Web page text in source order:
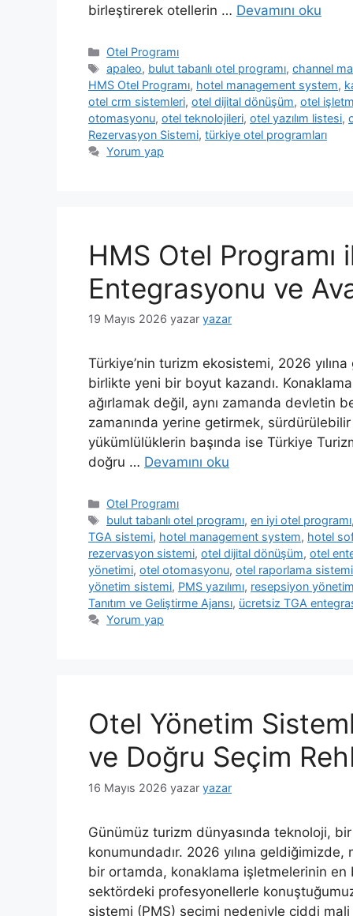
birleştirerek otellerin … Devamını oku
Kategoriler
Otel Programı
Etiketler
apaleo, bulut tabanlı otel programı,channel
HMS Otel Programı, hotel management system,
otel crm sistemleri, otel dijital dönüşüm, otel
otomasyonu, otel teknolojileri, otel yazılım listesi,
Rezervasyon Sistemi, türkiye otel programları
Yorum yap
HMS Otel Programı
Entegrasyonu ve
19 Mayıs 2026 yazar yazar
Türkiye’nin turizm ekosistemi, 2026
birlikte yeni bir boyut kazandı.
ağırlamak değil, aynı zamanda devletin
zamanında yerine getirmek,
yükümlülüklerin başında ise Türkiye
doğru … Devamını oku
Kategoriler
Otel Programı
Etiketler
bulut tabanlı otel programı,en iyi otel programı
TGA sistemi, hotel management system, hotel
rezervasyon sistemi, otel dijital dönüşüm, otel
yönetimi, otel otomasyonu, otel raporlama sistemi
yönetim sistemi, PMS yazılımı, resepsiyon
Tanıtım ve Geliştirme Ajansı, ücretsiz TGA
Yorum yap
Otel Yönetim
ve Doğru Seçim
16 Mayıs 2026 yazar yazar
Günümüz turizm dünyasında teknoloji,
konumundadır. 2026 yılına geldiğimizde,
bir ortamda, konaklama işletmelerinin en
sektördeki profesyonellerle
sistemi (PMS) seçimi nedeniyle ciddi mali